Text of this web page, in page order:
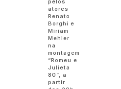
pelos
atores
Renato
Borghi e
Miriam
Mehler
na
montagem
“Romeu e
Julieta
80”, a
partir